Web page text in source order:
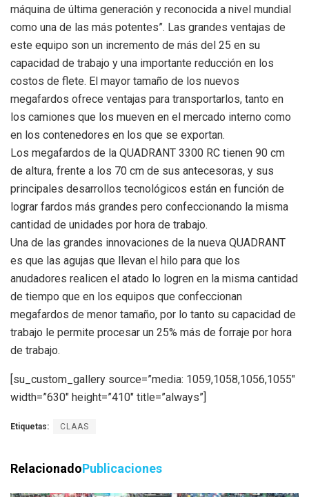
máquina de última generación y reconocida a nivel mundial
como una de las más potentes”. Las grandes ventajas de
este equipo son un incremento de más del 25 en su
capacidad de trabajo y una importante reducción en los
costos de flete. El mayor tamaño de los nuevos
megafardos ofrece ventajas para transportarlos, tanto en
los camiones que los mueven en el mercado interno como
en los contenedores en los que se exportan.
Los megafardos de la QUADRANT 3300 RC tienen 90 cm
de altura, frente a los 70 cm de sus antecesoras, y sus
principales desarrollos tecnológicos están en función de
lograr fardos más grandes pero confeccionando la misma
cantidad de unidades por hora de trabajo.
Una de las grandes innovaciones de la nueva QUADRANT
es que las agujas que llevan el hilo para que los
anudadores realicen el atado lo logren en la misma cantidad
de tiempo que en los equipos que confeccionan
megafardos de menor tamaño, por lo tanto su capacidad de
trabajo le permite procesar un 25% más de forraje por hora
de trabajo.
[su_custom_gallery source=”media: 1059,1058,1056,1055″
width=”630″ height=”410″ title=”always”]
Etiquetas: CLAAS
RelacionadoPublicaciones